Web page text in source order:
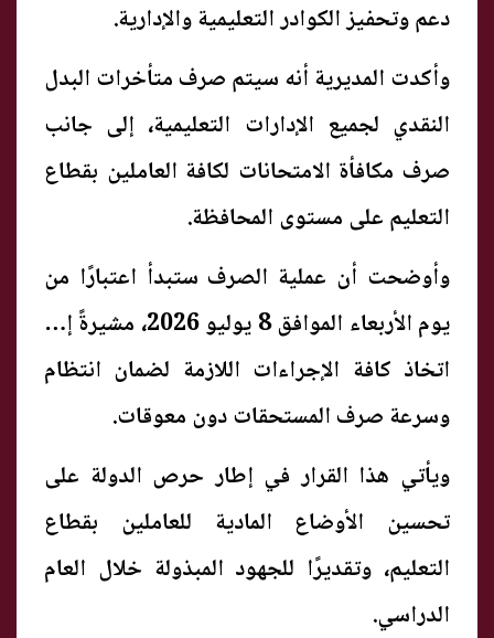
دعم وتحفيز الكوادر التعليمية والإدارية.
وأكدت المديرية أنه سيتم صرف متأخرات البدل
النقدي لجميع الإدارات التعليمية، إلى جانب
صرف مكافأة الامتحانات لكافة العاملين بقطاع
التعليم على مستوى المحافظة.
وأوضحت أن عملية الصرف ستبدأ اعتبارًا من
يوم الأربعاء الموافق 8 يوليو 2026، مشيرةً إلى
اتخاذ كافة الإجراءات اللازمة لضمان انتظام
وسرعة صرف المستحقات دون معوقات.
ويأتي هذا القرار في إطار حرص الدولة على
تحسين الأوضاع المادية للعاملين بقطاع
التعليم، وتقديرًا للجهود المبذولة خلال العام
الدراسي.